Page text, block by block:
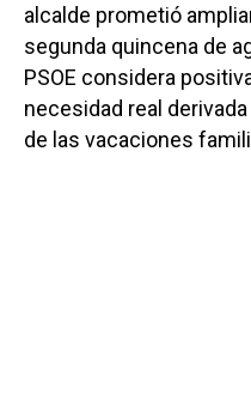
alcalde prometió
segunda quincena de
PSOE considera
necesidad real
de las vacaciones